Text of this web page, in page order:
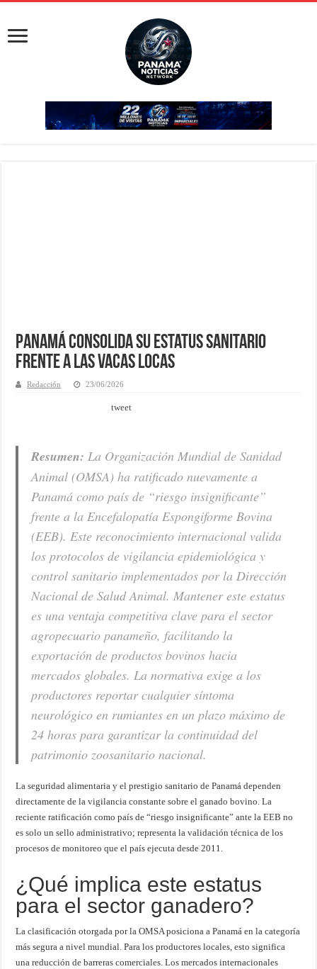
Panamá consolida su estatus sanitario
frente a las vacas locas
Redacción 23/06/2026
tweet
Resumen: La Organización Mundial de Sanidad
Animal (OMSA) ha ratificado nuevamente a
Panamá como país de “riesgo insignificante”
frente a la Encefalopatía Espongiforme Bovina
(EEB). Este reconocimiento internacional valida
los protocolos de vigilancia epidemiológica y
control sanitario implementados por la Dirección
Nacional de Salud Animal. Mantener este estatus
es una ventaja competitiva clave para el sector
agropecuario panameño, facilitando la
exportación de productos bovinos hacia
mercados globales. La normativa exige a los
productores reportar cualquier síntoma
neurológico en rumiantes en un plazo máximo de
24 horas para garantizar la continuidad del
patrimonio zoosanitario nacional.
La seguridad alimentaria y el prestigio sanitario de Panamá dependen
directamente de la vigilancia constante sobre el ganado bovino. La
reciente ratificación como país de “riesgo insignificante” ante la EEB no
es solo un sello administrativo; representa la validación técnica de los
procesos de monitoreo que el país ejecuta desde 2011.
¿Qué implica este estatus
para el sector ganadero?
La clasificación otorgada por la OMSA posiciona a Panamá en la categoría
más segura a nivel mundial. Para los productores locales, esto significa
una reducción de barreras comerciales. Los mercados internacionales